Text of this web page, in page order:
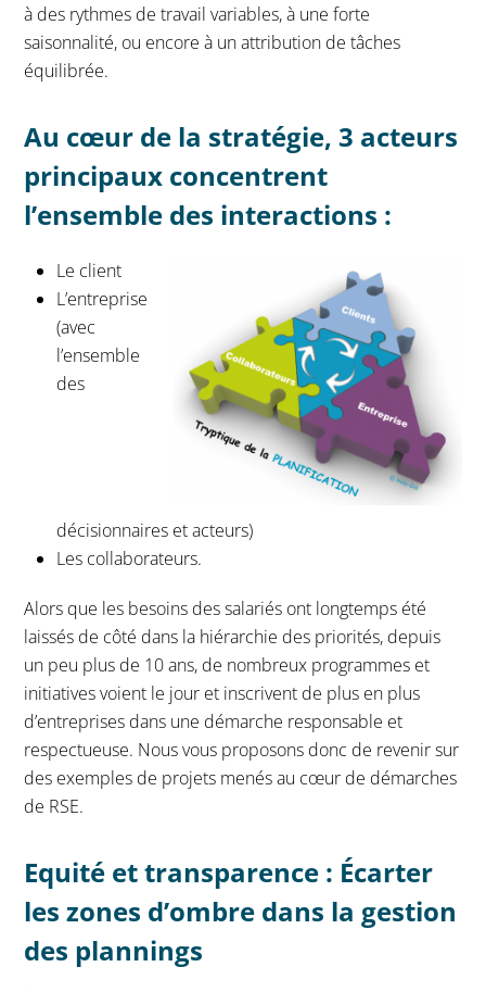
à des rythmes de travail variables, à une forte
saisonnalité, ou encore à un attribution de tâches
équilibrée.
Au cœur de la stratégie, 3 acteurs
principaux concentrent
l’ensemble des interactions :
Le client
L’entreprise
(avec
l’ensemble
des
décisionnaires et acteurs)
Les collaborateurs.
Alors que les besoins des salariés ont longtemps été
laissés de côté dans la hiérarchie des priorités, depuis
un peu plus de 10 ans, de nombreux programmes et
initiatives voient le jour et inscrivent de plus en plus
d’entreprises dans une démarche responsable et
respectueuse. Nous vous proposons donc de revenir sur
des exemples de projets menés au cœur de démarches
de RSE.
Equité et transparence : Écarter
les zones d’ombre dans la gestion
des plannings